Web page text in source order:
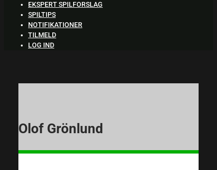
EKSPERT SPILFORSLAG
SPILTIPS
NOTIFIKATIONER
TILMELD
LOG IND
Olof Grönlund